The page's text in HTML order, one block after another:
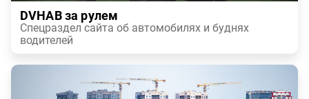
DVHAB за рулем
Спецраздел сайта об автомобилях и буднях
водителей